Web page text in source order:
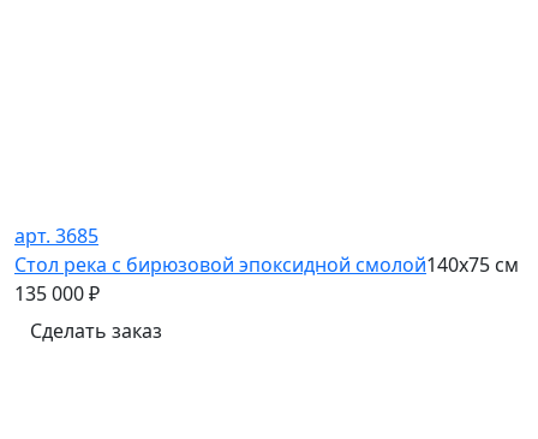
арт. 3685
Стол река с бирюзовой эпоксидной смолой140х75 см
135 000₽
Сделать заказ